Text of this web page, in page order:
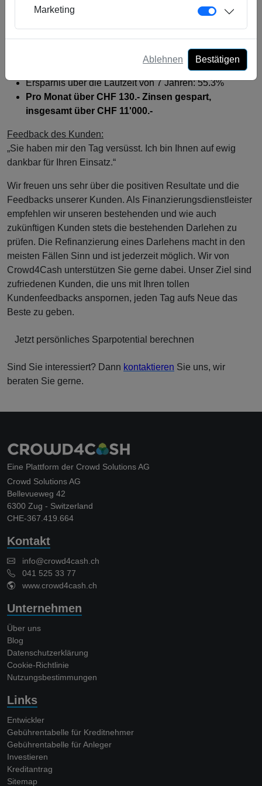
attraktiven Zinsen erreichen. Das ist ein perfektes Beispiel,
dass die Wahl des richtigen Finanzierungspartners sehr
Zins des Darlehens bisher 9.95% Neu 4.7%
Ersparnis über die Laufzeit von 7 Jahren: 55.3%
Pro Monat über CHF 130.- Zinsen gespart,
insgesamt über CHF 11'000.-
Feedback des Kunden:
„Sie haben mir den Tag versüsst. Ich bin Ihnen auf ewig
dankbar für Ihren Einsatz.“
Wir freuen uns sehr über die positiven Resultate und die
Feedbacks unserer Kunden. Als Finanzierungsdienstleister
empfehlen wir unseren bestehenden und wie auch
zukünftigen Kunden stets die bestehenden Darlehen zu
prüfen. Die Refinanzierung eines Darlehens macht in den
meisten Fällen Sinn und ist jederzeit möglich. Wir von
Crowd4Cash unterstützen Sie gerne dabei. Unser Ziel sind
zufriedenen Kunden, die uns mit Ihren tollen
Kundenfeedbacks anspornen, jeden Tag aufs Neue das
Beste zu geben.
Jetzt persönliches Sparpotential berechnen
Sind Sie interessiert? Dann kontaktieren Sie uns, wir
beraten Sie gerne.
Eine Plattform der Crowd Solutions AG
Crowd Solutions AG
Bellevueweg 42
6300 Zug - Switzerland
CHE-367.419.664
Kontakt
info@crowd4cash.ch
041 525 33 77
www.crowd4cash.ch
Unternehmen
Über uns
Blog
Datenschutzerklärung
Cookie-Richtlinie
Nutzungsbestimmungen
Links
Entwickler
Gebührentabelle für Kreditnehmer
Gebührentabelle für Anleger
Investieren
Kreditantrag
Sitemap
Marketing
Ablehnen Bestätigen